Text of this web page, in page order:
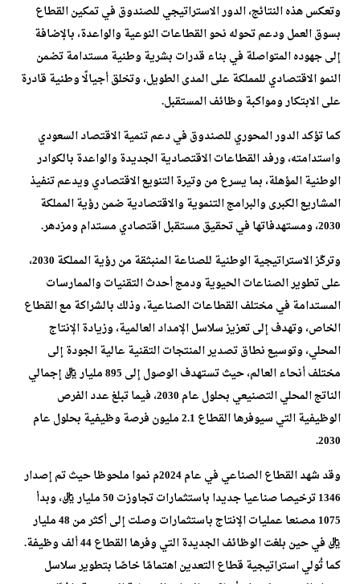
وتعكس هذه النتائج، الدور الاستراتيجي للصندوق في تمكين القطاع
بسوق العمل ودعم تحوله نحو القطاعات النوعية والواعدة، بالإضافة
إلى جهوده المتواصلة في بناء قدرات بشرية وطنية مستدامة تضمن
النمو الاقتصادي للمملكة على المدى الطويل، وتخلق أجيالًا وطنية قادرة
على الابتكار ومواكبة وظائف المستقبل.
كما تؤكد الدور المحوري للصندوق في دعم تنمية الاقتصاد السعودي
واستدامته، ورفد القطاعات الاقتصادية الجديدة والواعدة بالكوادر
الوطنية المؤهلة، بما يسرع من وتيرة التنويع الاقتصادي ويدعم تنفيذ
المشاريع الكبرى والبرامج التنموية والاقتصادية ضمن رؤية المملكة
2030، ومستهدفاتها في تحقيق مستقبل اقتصادي مستدام ومزدهر.
وتركّز الاستراتيجية الوطنية للصناعة المنبثقة من رؤية المملكة 2030،
على تطوير الصناعات الحيوية ودمج أحدث التقنيات والممارسات
المستدامة في مختلف القطاعات الصناعية، وذلك بالشراكة مع القطاع
الخاص، وتهدف إلى تعزيز سلاسل الإمداد العالمية، وزيادة الإنتاج
المحلي، وتوسيع نطاق تصدير المنتجات التقنية عالية الجودة إلى
مختلف أنحاء العالم، حيث تستهدف الوصول إلى 895 مليار ريال إجمالي
الناتج المحلي التصنيعي بحلول عام 2030، فيما تبلغ عدد الفرص
الوظيفية التي سيوفرها القطاع 2.1 مليون فرصة وظيفية بحلول عام
2030.
وقد شهد القطاع الصناعي في عام 2024م نموا ملحوظا حيث تم إصدار
1346 ترخيصا صناعيا جديدا باستثمارات تجاوزت 50 مليار ريال، وبدأ
1075 مصنعا عمليات الإنتاج باستثمارات وصلت إلى أكثر من 48 مليار
ريال في حين بلغت الوظائف الجديدة التي وفرها القطاع 44 ألف وظيفة.
كما تُولي استراتيجية قطاع التعدين اهتمامًا خاصًا بتطوير سلاسل